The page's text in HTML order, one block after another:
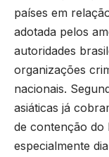
países em
adotada pelos
autoridades
organizações
nacionais.
asiáticas já
de contenção do
especialmente